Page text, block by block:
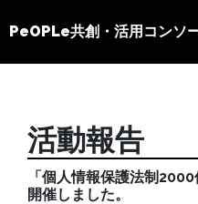
PeOPLe共創・活用コンソ
活動報告
「個人情報保護法制
開催しました。